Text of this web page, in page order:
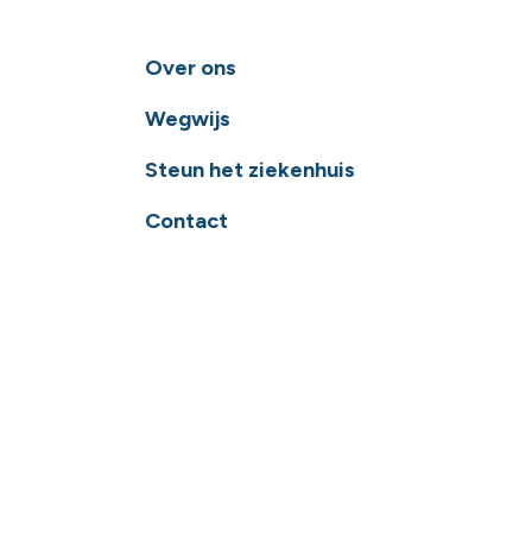
Over ons
Wegwijs
Steun het ziekenhuis
Contact